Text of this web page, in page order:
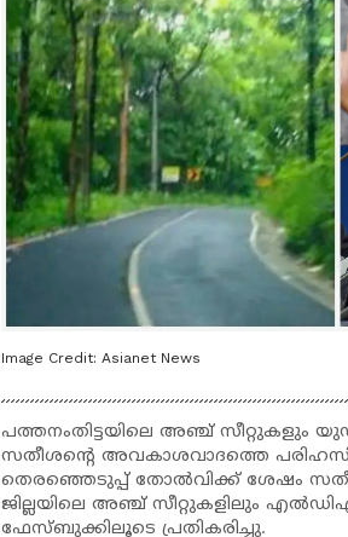
Image Credit: Asianet News
പത്തനംതിട്ടയിലെ അഞ്ച് സീറ്റുകളും
സതീശന്റെ അവകാശവാദത്തെ
തെരഞ്ഞെടുപ്പ് തോൽവിക്ക് ശേഷം
ജില്ലയിലെ അഞ്ച് സീറ്റുകളിലും
ഫേസ്ബുക്കിലൂടെ പ്രതികരിച്ചു.